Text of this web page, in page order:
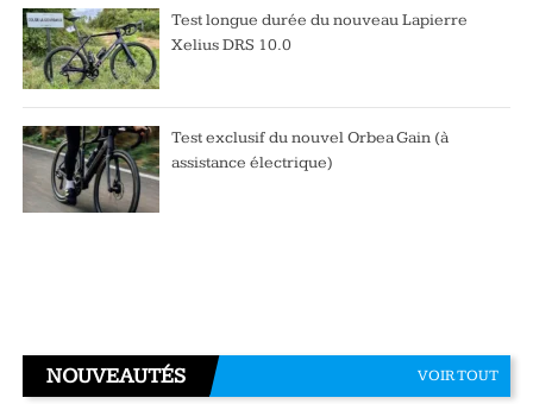
Test longue durée du nouveau Lapierre
Xelius DRS 10.0
Test exclusif du nouvel Orbea Gain (à
assistance électrique)
NOUVEAUTÉS VOIR TOUT